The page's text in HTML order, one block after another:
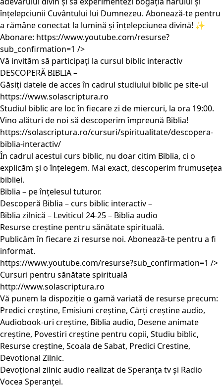
înțelepciunii Cuvântului lui Dumnezeu. Abonează-te pentru
a rămâne conectat la lumină și înțelepciunea divină! ✨
Abonare: https://www.youtube.com/resurse?
sub_confirmation=1 />
Vă invităm să participați la cursul biblic interactiv
DESCOPERĂ BIBLIA –
Găsiți datele de acces în cadrul studiului biblic pe site-ul
https://www.solascriptura.ro
Studiul biblic are loc în fiecare zi de miercuri, la ora 19:00.
Vino alături de noi să descoperim împreună Biblia!
https://solascriptura.ro/cursuri/spiritualitate/descopera-
biblia-interactiv/
În cadrul acestui curs biblic, nu doar citim Biblia, ci o
explicăm și o înțelegem. Mai exact, descoperim frumusețea
bibliei.
Biblia – pe înțelesul tuturor.
Descoperă Biblia – curs biblic interactiv –
Biblia zilnică – Leviticul 24-25 – Biblia audio
Resurse creștine pentru sănătate spirituală.
Publicăm în fiecare zi resurse noi. Abonează-te pentru a fi
informat.
https://www.youtube.com/resurse?sub_confirmation=1 />
Cursuri pentru sănătate spirituală
http://www.solascriptura.ro
Vă punem la dispoziție o gamă variată de resurse precum:
Predici creștine, Emisiuni creștine, Cărți creștine audio,
Audiobook-uri creștine, Biblia audio, Desene animate
creștine, Povestiri creștine pentru copii, Studiu biblic,
Resurse creștine, Scoala de Sabat, Predici Crestine,
Devotional Zilnic.
Devoțional zilnic audio realizat de Speranța tv și Radio
Vocea Speranței.